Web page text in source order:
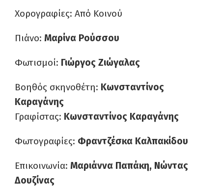
Χορογραφίες: Από Κοινού
Πιάνο: Μαρίνα Ρούσσου
Φωτισμοί: Γιώργος Ζιώγαλας
Βοηθός σκηνοθέτη: Κωνσταντίνος
Καραγάνης
Γραφίστας: Κωνσταντίνος Καραγάνης
Φωτογραφίες: Φραντζέσκα Καλπακίδου
Επικοινωνία: Μαριάννα Παπάκη, Νώντας
Δουζίνας